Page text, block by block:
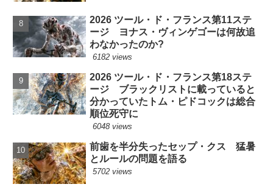
2026 ツール・ド・フランス第11ステ
ージ ヨナス・ヴィンゲゴーは何故追
わなかったのか?
6182 views
2026 ツール・ド・フランス第18ステ
ージ ブラックリストに載っていると
分かっていたトム・ピドコックは総合
順位死守に
6048 views
前歯を半分失ったセップ・クス 猛暑
とルールの問題を語る
5702 views